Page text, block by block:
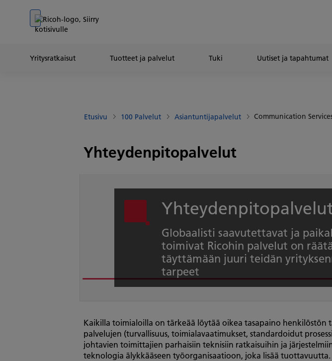
Go to content
Go to footer
Yritysratkaisut Tuotteet ja palvelut Tuki Uutiset ja tapahtumat
Etusivu 100 Palvelut Asiantuntijapalvelut Communication
Yhteydenpitopalvelut
Globaalisti saavutettavat ja
toimivat Ricohin palvelut on
täyttämään juuri teidän
tarpeet
Kaikilla toimialoilla on tärkeää löytää oikea tasapaino henkilöstön
palvelujen (turvallisuus, toimialavaatimukset, standardoidut
johtavien toimittajien parhaisiin teknisiin ratkaisuihin ja
teknologia älykkääseen työorganisaatioon, joka lisää tuottavuutta.